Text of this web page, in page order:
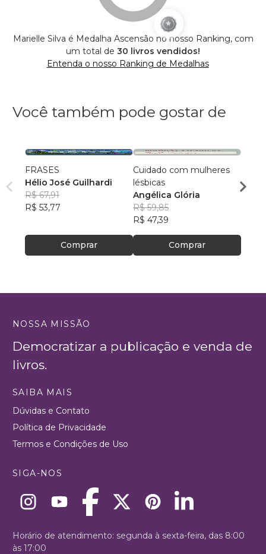
Marielle Silva é Medalha Ascensão no nosso Ranking, com
um total de 30 livros vendidos!
Entenda o nosso Ranking de Medalhas
Você também pode gostar de
FRASES
Hélio José Guilhardi
R$ 67,91
R$ 53,77
Comprar
Cuidado com mulheres
lésbicas
Angélica Glória
R$ 59,85
R$ 47,39
Comprar
R$
NOSSA MISSÃO
Democratizar a publicação e venda de
livros.
SAIBA MAIS
Dúvidas e Contato
Política de Privacidade
Termos e Condições de Uso
SIGA-NOS
Horário de atendimento: segunda à sexta-feira, das 8:00
às 17:00